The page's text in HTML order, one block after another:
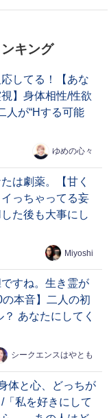
キング
してる！【あな
】身体相性/性欲
人が“Hする可能
ゆめの心々
は劇薬。【甘く
っちゃってる妄
た後も大事にし
Miyoshi
すね。生き霊が
本音】二人の初
あなたにしてく
シークエンスはやとも
体と心、どっちが
私を好きにして